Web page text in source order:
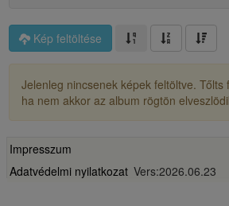
Kép feltöltése
Jelenleg nincsenek képek feltöltve. Tőlts
ha nem akkor az album rögtön
Impresszum
Adatvédelmi nyilatkozat Vers:2026.06.23